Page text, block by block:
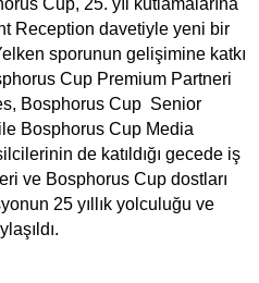
Cup, 25. yıl kutlamalarına
Reception davetiyle yeni bir
sporunun gelişimine katkı
Cup Premium Partneri
Bosphorus Cup Senior
Bosphorus Cup Media
de katıldığı gecede iş
ve Bosphorus Cup dostları
25 yıllık yolculuğu ve